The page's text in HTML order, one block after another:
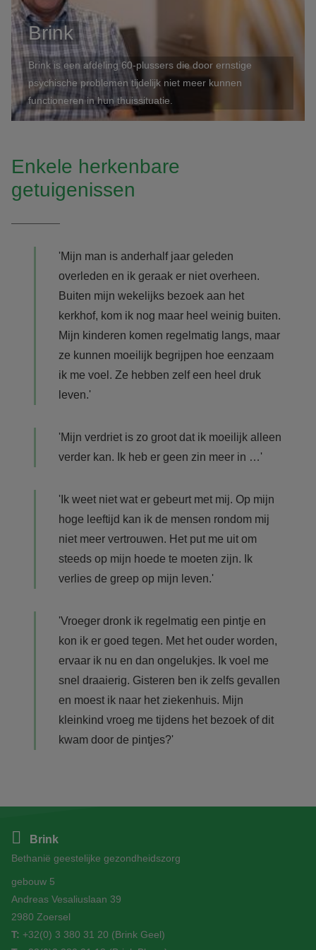
Brink
Brink is een afdeling 60-plussers die door ernstige
psychische problemen tijdelijk niet meer kunnen
functioneren in hun thuissituatie.
Enkele herkenbare
getuigenissen
'Mijn man is anderhalf jaar geleden
overleden en ik geraak er niet overheen.
Buiten mijn wekelijks bezoek aan het
kerkhof, kom ik nog maar heel weinig buiten.
Mijn kinderen komen regelmatig langs, maar
ze kunnen moeilijk begrijpen hoe eenzaam
ik me voel. Ze hebben zelf een heel druk
leven.'
'Mijn verdriet is zo groot dat ik moeilijk alleen
verder kan. Ik heb er geen zin meer in …'
'Ik weet niet wat er gebeurt met mij. Op mijn
hoge leeftijd kan ik de mensen rondom mij
niet meer vertrouwen. Het put me uit om
steeds op mijn hoede te moeten zijn. Ik
verlies de greep op mijn leven.'
'Vroeger dronk ik regelmatig een pintje en
kon ik er goed tegen. Met het ouder worden,
ervaar ik nu en dan ongelukjes. Ik voel me
snel draaierig. Gisteren ben ik zelfs gevallen
en moest ik naar het ziekenhuis. Mijn
kleinkind vroeg me tijdens het bezoek of dit
kwam door de pintjes?'
Brink
Bethanië geestelijke gezondheidszorg
gebouw 5
Andreas Vesaliuslaan 39
2980 Zoersel
T: +32(0) 3 380 31 20 (Brink Geel)